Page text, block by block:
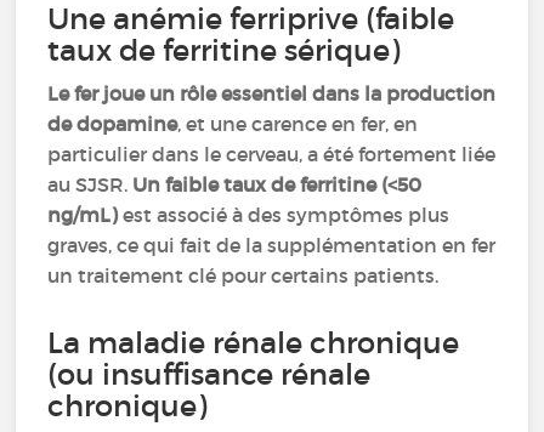
Une anémie ferriprive (faible
taux de ferritine sérique)
Le fer joue un rôle essentiel dans la production
de dopamine, et une carence en fer, en
particulier dans le cerveau, a été fortement liée
au SJSR. Un faible taux de ferritine (<50
ng/mL)est associé à des symptômes plus
graves, ce qui fait de la supplémentation en fer
un traitement clé pour certains patients.
La maladie rénale chronique
(ou insuffisance rénale
chronique)